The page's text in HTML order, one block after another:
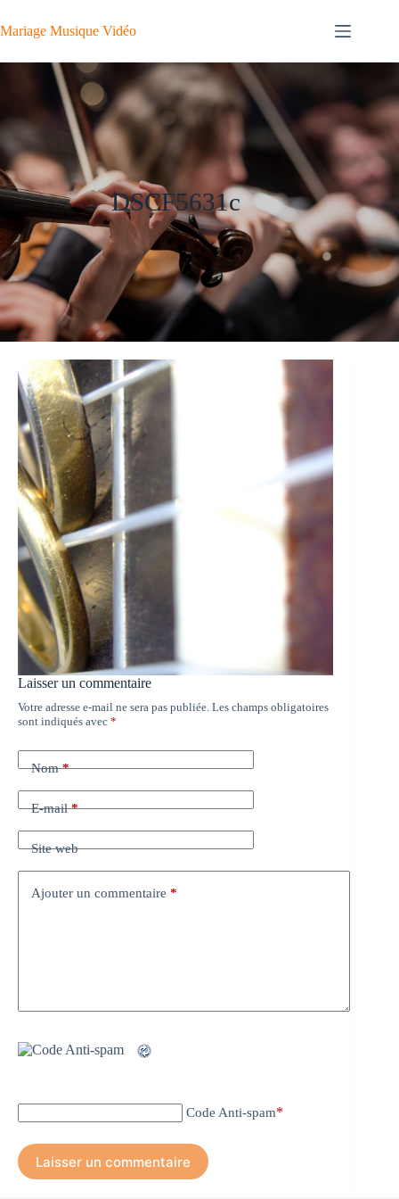
au
contenu
Mariage Musique Vidéo
DSCF5631c
Laisser un commentaire
Votre adresse e-mail ne sera pas publiée. Les champs obligatoires
sont indiqués avec *
Nom*
E-mail*
Site web
Ajouter un commentaire *
Code Anti-spam*
Laisser un commentaire